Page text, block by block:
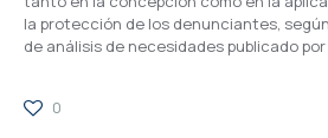
la protección de los denunciantes,
de análisis de necesidades publicado
0